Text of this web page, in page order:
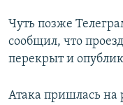
Чуть позже
сообщил, что
перекрыт и
Атака пришлась на